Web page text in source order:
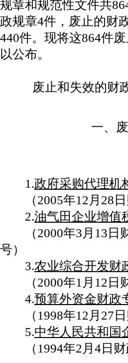
规章和规范性文件共
政规章4件，废止的财
440件。现将这864件
以公布。
废止和失效的财
一、
1.政府采购代理机
（2005年12月28日
2.油气田企业增值
（2000年3月13日财
号）
3.农业综合开发财
（2000年1月12日
4.预算外资金财政
（1998年12月27日
5.中华人民共和国
（1994年2月4日财